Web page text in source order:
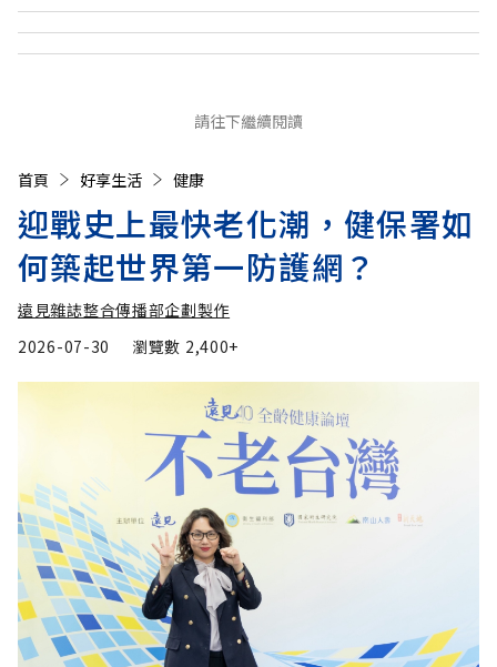
請往下繼續閱讀
首頁 好享生活 健康
迎戰史上最快老化潮，健保署如
何築起世界第一防護網？
遠見雜誌整合傳播部企劃製作
2026-07-30
瀏覽數 2,400+